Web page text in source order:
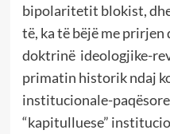
bipolaritetit blokist,
të, ka të bëjë me
doktrinë ideologjike-
primatin historik ndaj
institucionale-paqësore
“kapitulluese”